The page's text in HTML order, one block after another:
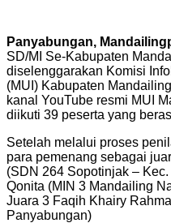
Panyabungan,
SD/MI Se-Kabupaten
diselenggarakan Komisi
(MUI) Kabupaten
kanal YouTube resmi MUI
diikuti 39 peserta yang
Setelah melalui proses
para pemenang sebagai
(SDN 264 Sopotinjak –
Qonita (MIN 3 Mandailing
Juara 3 Faqih Khairy
Panyabungan)